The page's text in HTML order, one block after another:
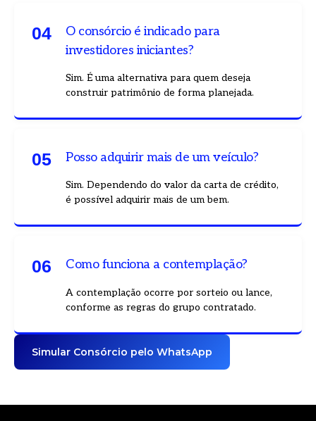
04
O consórcio é indicado para
investidores iniciantes?
Sim. É uma alternativa para quem deseja
construir patrimônio de forma planejada.
05 Posso adquirir mais de um veículo?
Sim. Dependendo do valor da carta de crédito,
é possível adquirir mais de um bem.
06 Como funciona a contemplação?
A contemplação ocorre por sorteio ou lance,
conforme as regras do grupo contratado.
Simular Consórcio pelo WhatsApp